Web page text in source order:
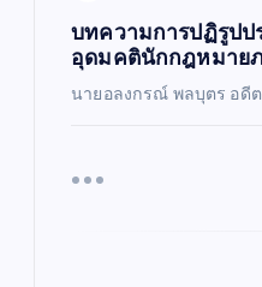
บทความการปฏิรูปป
อุดมคตินักกฎหมาย
นายอลงกรณ์ พลบุตร อดี